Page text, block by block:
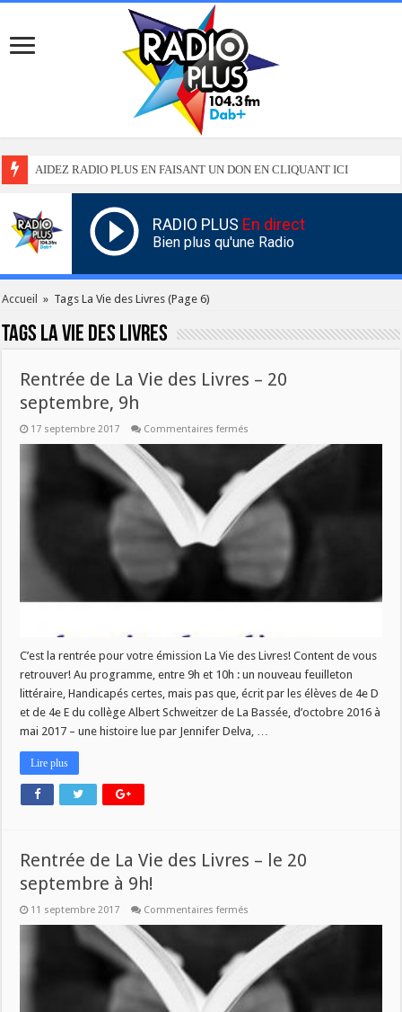
AIDEZ RADIO PLUS EN FAISANT UN DON EN CLIQUANT ICI
RADIO PLUS En direct
Bien plus qu'une Radio
Accueil » Tags La Vie des Livres (Page 6)
Tags La Vie des Livres
Rentrée de La Vie des Livres – 20
septembre, 9h
17 septembre 2017 Commentaires fermés
La
Vie
des
Livres
–
C’est la rentrée pour votre émission La Vie des Livres! Content de vous
retrouver! Au programme, entre 9h et 10h : un nouveau feuilleton
littéraire, Handicapés certes, mais pas que, écrit par les élèves de 4e D
et de 4e E du collège Albert Schweitzer de La Bassée, d’octobre 2016 à
mai 2017 – une histoire lue par Jennifer Delva, …
Lire plus
Rentrée de La Vie des Livres – le 20
septembre à 9h!
11 septembre 2017 Commentaires fermés
La
Vie
des
Livres
–